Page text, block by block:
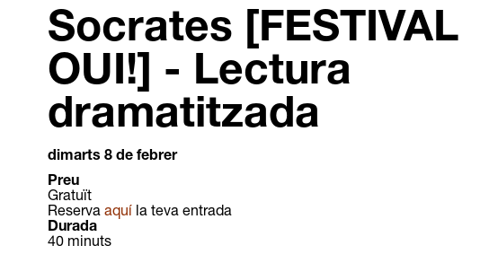
Socrates [FESTIVAL
OUI!] - Lectura
dramatitzada
dimarts 8 de febrer
Preu
Gratuït
Reservaaquí la teva entrada
Durada
40 minuts